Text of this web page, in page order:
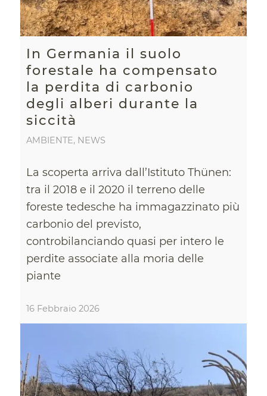
In Germania il suolo
forestale ha compensato
la perdita di carbonio
degli alberi durante la
siccità
AMBIENTE, NEWS
La scoperta arriva dall’Istituto Thünen:
tra il 2018 e il 2020 il terreno delle
foreste tedesche ha immagazzinato più
carbonio del previsto,
controbilanciando quasi per intero le
perdite associate alla moria delle
piante
16 Febbraio 2026